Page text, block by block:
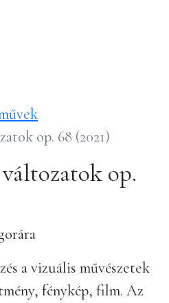
op. 68 (2021)
op.
a vizuális művészetek
fénykép, film. Az